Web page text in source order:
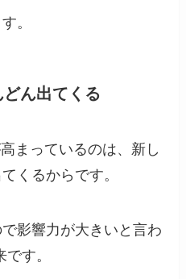
。
ん出てくる
まっているのは、新し
くるからです。
影響力が大きいと言わ
す。